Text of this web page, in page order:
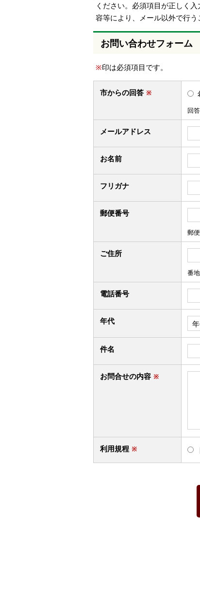
ください。必須項目が正しく
容等により、メール以外で行う
お問い合わせフォーム
※印は必須項目です。
市からの回答 ※
回
メールアドレス
お名前
フリガナ
郵便番号
郵
ご住所
番
電話番号
年代
件名
お問合せの内容 ※
利用規程 ※